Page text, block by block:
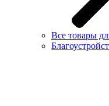
Все товары